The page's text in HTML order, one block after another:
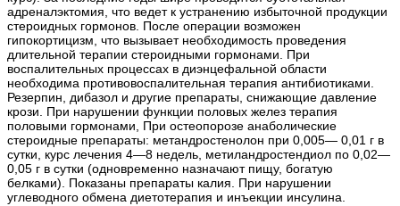
адреналэктомия, что ведет к устранению избыточной продукции
стероидных гормонов. После операции возможен
гипокортицизм, что вызывает необходимость проведения
длительной терапии стероидными гормонами. При
воспалительных процессах в диэнцефальной области
необходима противовоспалительная терапия антибиотиками.
Резерпин, дибазол и другие препараты, снижающие давление
крози. При нарушении функции половых желез терапия
половыми гормонами, При остеопорозе анаболические
стероидные препараты: метандростенолон при 0,005— 0,01 г в
сутки, курс лечения 4—8 недель, метиландростендиол по 0,02—
0,05 г в сутки (одновременно назначают пищу, богатую
белками). Показаны препараты калия. При нарушении
углеводного обмена диетотерапия и инъекции инсулина.